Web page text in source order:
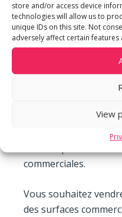
store and/or access device
technologies will allow us to
unique IDs on this site. Not
adversely affect certain features
View
« Nous sommes fiers
par notre client, l’un
employeurs du
bail » indique
locations
dernières années
pour un montant de
commerciales.
Vous souhaitez
des surfaces